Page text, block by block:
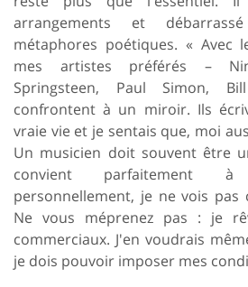
arrangements et
métaphores poétiques. « Avec
mes artistes préférés –
Springsteen, Paul Simon,
confrontent à un miroir. Ils
vraie vie et je sentais que, moi
Un musicien doit souvent être
convient parfaitement
personnellement, je ne vois pas
Ne vous méprenez pas : je
commerciaux. J'en voudrais
je dois pouvoir imposer mes